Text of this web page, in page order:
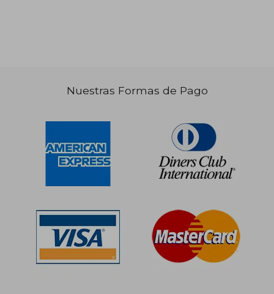
dcto. dcto.
Nuestras Formas de Pago